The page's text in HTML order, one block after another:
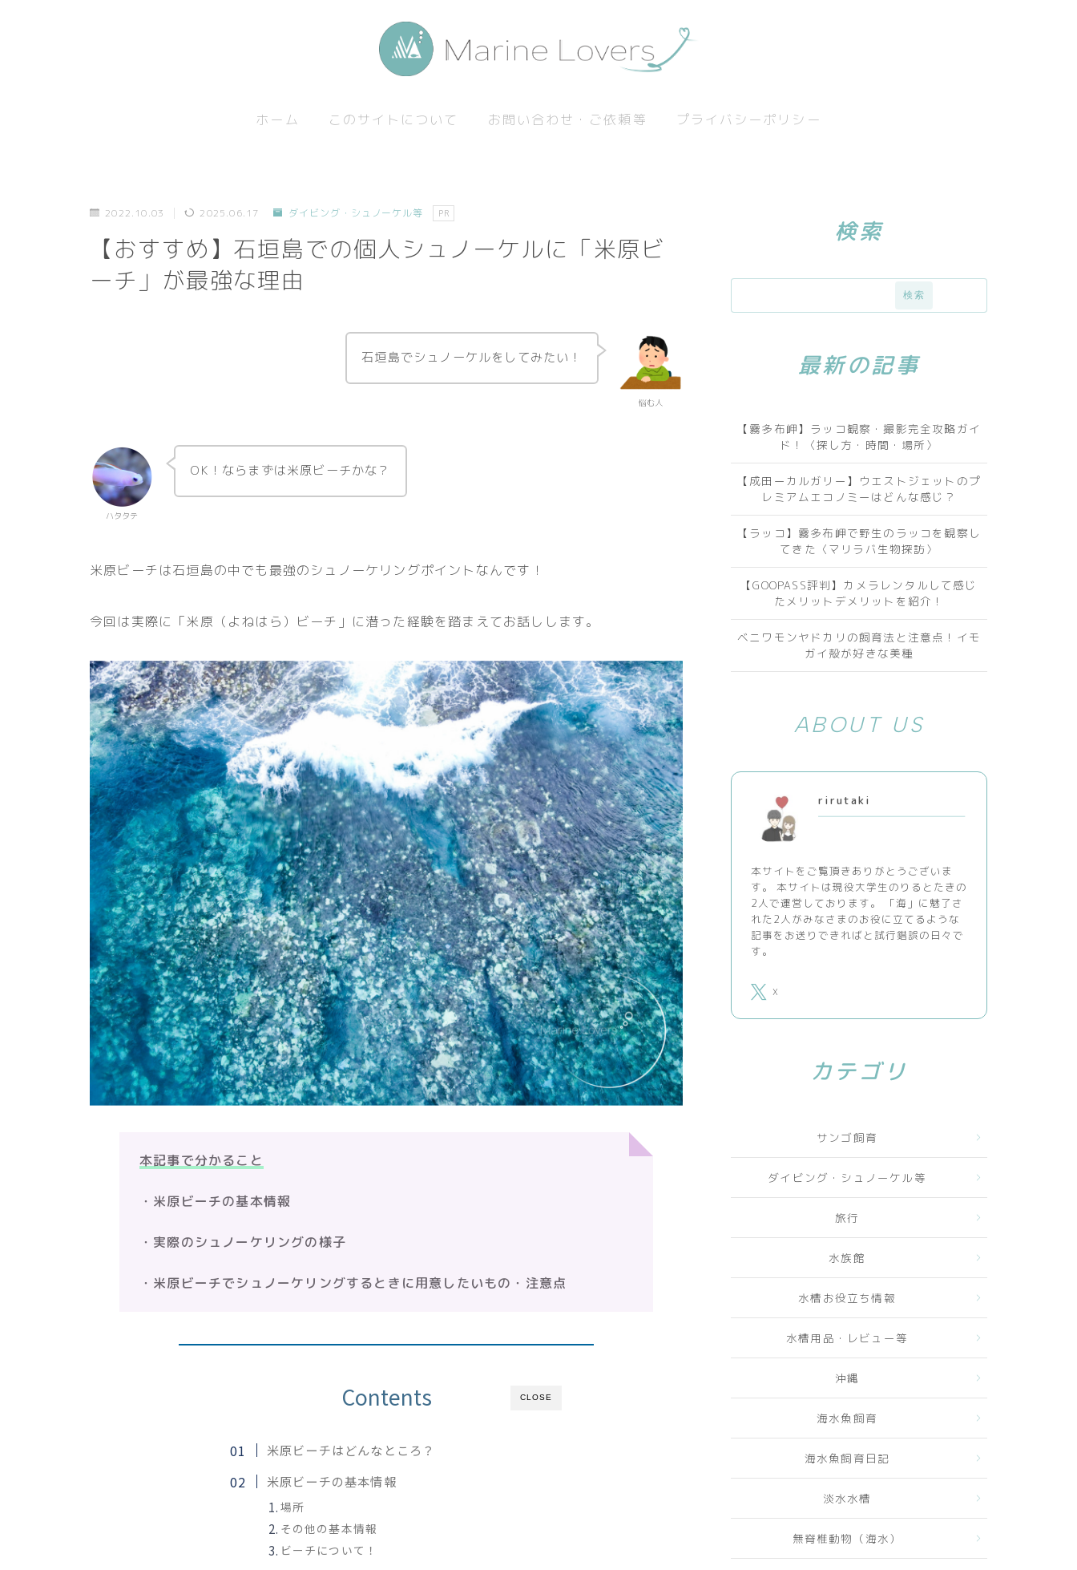
ホーム このサイトについて お問い合わせ・ご依頼等 プライバシーポリシー
2022.10.03 2025.06.17 ダイビング・シュノーケル等 PR
【おすすめ】石垣島での個人シュノーケルに「米原ビ
ーチ」が最強な理由
悩む人
石垣島でシュノーケルをしてみたい！
ハタタテ
OK！ならまずは米原ビーチかな？
米原ビーチは石垣島の中でも最強のシュノーケリングポイントなんです！
今回は実際に「米原（よねはら）ビーチ」に潜った経験を踏まえてお話しします。
本記事で分かること
・米原ビーチの基本情報
・実際のシュノーケリングの様子
・米原ビーチでシュノーケリングするときに用意したいもの・注意点
CLOSE
Contents
米原ビーチはどんなところ？
米原ビーチの基本情報
場所
その他の基本情報
ビーチについて！
検索
検索
最新の記事
【霧多布岬】ラッコ観察・撮影完全攻略ガイ
ド！〈探し方・時間・場所〉
【成田ーカルガリー】ウエストジェットのプ
レミアムエコノミーはどんな感じ？
【ラッコ】霧多布岬で野生のラッコを観察し
てきた〈マリラバ生物探訪〉
【GOOPASS評判】カメラレンタルして感じ
たメリットデメリットを紹介！
ベニワモンヤドカリの飼育法と注意点！イモ
ガイ殻が好きな美種
ABOUT US
rirutaki
本サイトをご覧頂きありがとうございま
す。 本サイトは現役大学生のりるとたきの
2人で運営しております。 「海」に魅了さ
れた2人がみなさまのお役に立てるような
記事をお送りできればと試行錯誤の日々で
す。
X
カテゴリ
サンゴ飼育
ダイビング・シュノーケル等
旅行
水族館
水槽お役立ち情報
水槽用品・レビュー等
沖縄
海水魚飼育
海水魚飼育日記
淡水水槽
無脊椎動物（海水）